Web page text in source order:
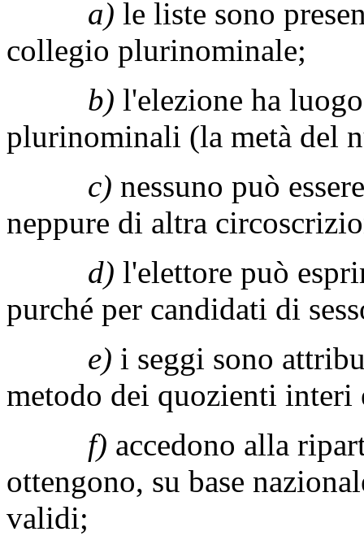
a) le liste sono
collegio plurinominale;
b) l'elezione ha
plurinominali (la metà del
c) nessuno può
neppure di altra
d) l'elettore può
purché per candidati di
e) i seggi sono
metodo dei quozienti
f) accedono alla
ottengono, su base
validi;